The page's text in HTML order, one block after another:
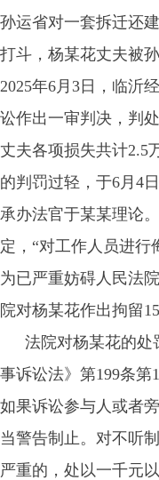
孙运省对一套拆迁还
打斗，杨某花丈夫被
2025年6月3日，临沂
讼作出一审判决，判
丈夫各项损失共计2.5
的判罚过轻，于6月4
承办法官于某某理论
定，“对工作人员进
为已严重妨碍人民法
院对杨某花作出拘留
法院对杨某花的处
事诉讼法》第199条第
如果诉讼参与人或者
当警告制止。对不听
严重的，处以一千元